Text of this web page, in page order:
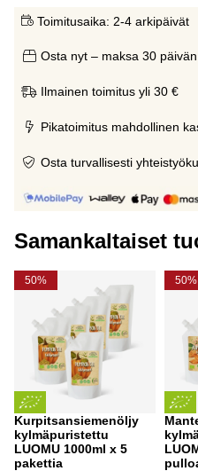
Toimitusaika: 2-4 arkipäivät
Osta nyt – maksa 30
Ilmainen toimitus yli 30 €
Pikatoimitus mahdollinen
Osta turvallisesti
Samankaltaiset
50%
Kurpitsansiemenöljy
kylmäpuristettu
LUOMU 1000ml x 5
pakettia
50%